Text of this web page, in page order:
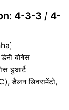
4-3-3 / 4-
डैनी बोगेस
डुआर्टे
डैलन लिवरामेंटो,